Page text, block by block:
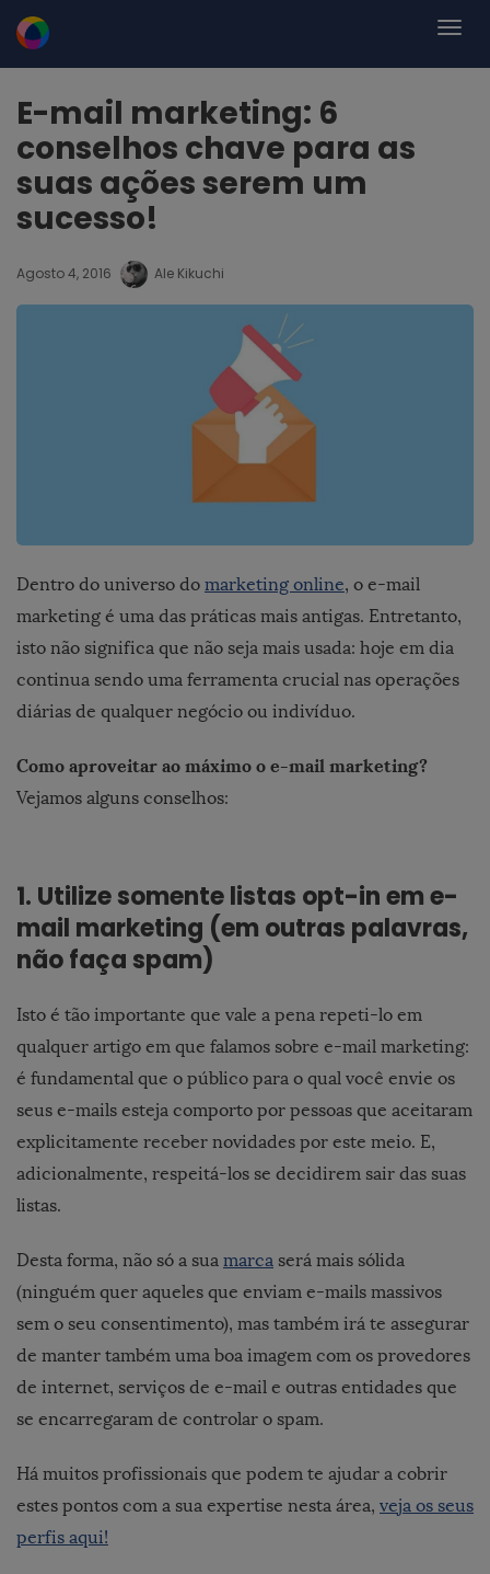
E-mail marketing: 6
conselhos chave para as
suas ações serem um
sucesso!
Agosto 4, 2016 Ale Kikuchi
Dentro do universo do marketing online, o e-mail
marketing é uma das práticas mais antigas. Entretanto,
isto não significa que não seja mais usada: hoje em dia
continua sendo uma ferramenta crucial nas operações
diárias de qualquer negócio ou indivíduo.
Como aproveitar ao máximo o e-mail marketing?
Vejamos alguns conselhos:
1. Utilize somente listas opt-in em e-
mail marketing (em outras palavras,
não faça spam)
Isto é tão importante que vale a pena repeti-lo em
qualquer artigo em que falamos sobre e-mail marketing:
é fundamental que o público para o qual você envie os
seus e-mails esteja comporto por pessoas que aceitaram
explicitamente receber novidades por este meio. E,
adicionalmente, respeitá-los se decidirem sair das suas
listas.
Desta forma, não só a sua marca será mais sólida
(ninguém quer aqueles que enviam e-mails massivos
sem o seu consentimento), mas também irá te assegurar
de manter também uma boa imagem com os provedores
de internet, serviços de e-mail e outras entidades que
se encarregaram de controlar o spam.
Há muitos profissionais que podem te ajudar a cobrir
estes pontos com a sua expertise nesta área, veja os seus
perfis aqui!